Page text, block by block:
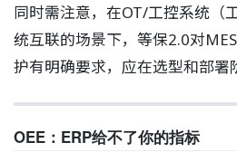
同时需注意，在OT/工控系统（
统互联的场景下，等保2.0对
护有明确要求，应在选型和部署
OEE：ERP给不了你的指标